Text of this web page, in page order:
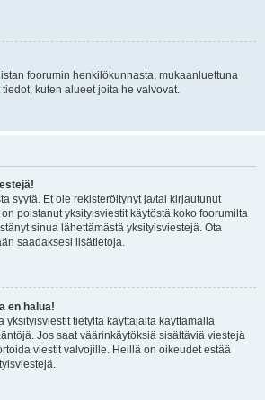
foorumin henkilökunnasta, mukaanluettuna
kuten alueet joita he valvovat.
syytä. Et ole rekisteröitynyt ja/tai kirjautunut
poistanut yksityisviestit käytöstä koko foorumilta
sinua lähettämästä yksityisviestejä. Ota
saadaksesi lisätietoja.
en halua!
yksityisviestit tietyltä käyttäjältä käyttämällä
Jos saat väärinkäytöksiä sisältäviä viestejä
viestit valvojille. Heillä on oikeudet estää